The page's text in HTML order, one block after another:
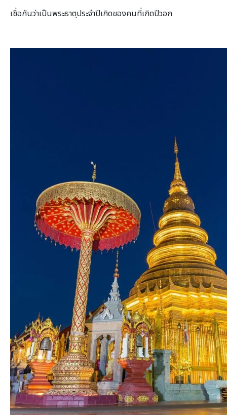
เชื่อกันว่าเป็นพระธาตุประจำปีเกิดของคนที่เกิดปีวอก